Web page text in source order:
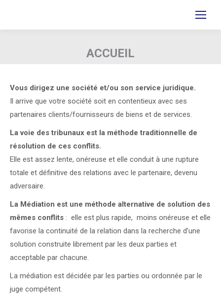
ACCUEIL
Vous dirigez une société et/ou son service juridique.
Il arrive que votre société soit en contentieux avec ses
partenaires clients/fournisseurs de biens et de services.
La voie des tribunaux est la méthode traditionnelle de
résolution de ces conflits.
Elle est assez lente, onéreuse et elle conduit à une rupture
totale et définitive des relations avec le partenaire, devenu
adversaire.
La Médiation est une méthode alternative de solution des
mêmes conflits : elle est plus rapide, moins onéreuse et elle
favorise la continuité de la relation dans la recherche d’une
solution construite librement par les deux parties et
acceptable par chacune.
La médiation est décidée par les parties ou ordonnée par le
juge compétent.